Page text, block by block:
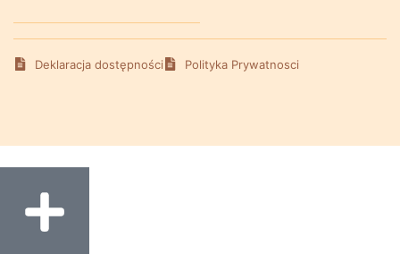
Deklaracja dostępności Polityka Prywatnosci